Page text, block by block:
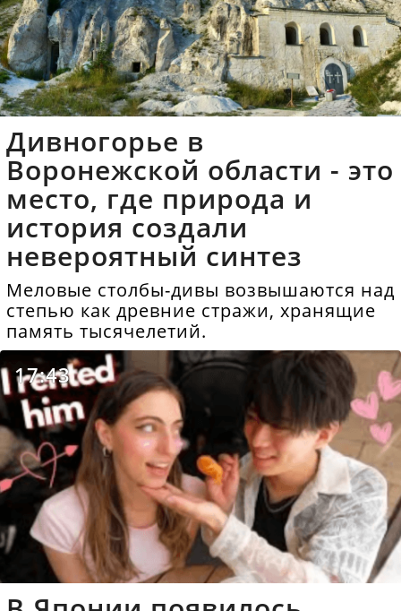
Дивногорье в
Воронежской области - это
место, где природа и
история создали
невероятный синтез
Меловые столбы-дивы возвышаются над
степью как древние стражи, хранящие
память тысячелетий.
17:43